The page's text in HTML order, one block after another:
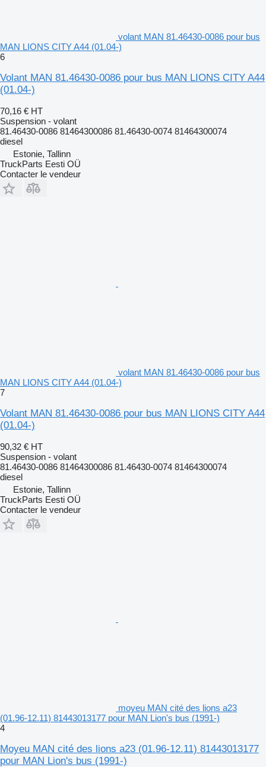
volant MAN 81.46430-0086 pour bus
MAN LIONS CITY A44 (01.04-)
6
Volant MAN 81.46430-0086 pour bus MAN LIONS CITY A44
(01.04-)
70,16 € HT
Suspension - volant
81.46430-0086 81464300086 81.46430-0074 81464300074
diesel
Estonie, Tallinn
TruckParts Eesti OÜ
Contacter le vendeur
volant MAN 81.46430-0086 pour bus
MAN LIONS CITY A44 (01.04-)
7
Volant MAN 81.46430-0086 pour bus MAN LIONS CITY A44
(01.04-)
90,32 € HT
Suspension - volant
81.46430-0086 81464300086 81.46430-0074 81464300074
diesel
Estonie, Tallinn
TruckParts Eesti OÜ
Contacter le vendeur
moyeu MAN cité des lions a23
(01.96-12.11) 81443013177 pour MAN Lion's bus (1991-)
4
Moyeu MAN cité des lions a23 (01.96-12.11) 81443013177
pour MAN Lion's bus (1991-)